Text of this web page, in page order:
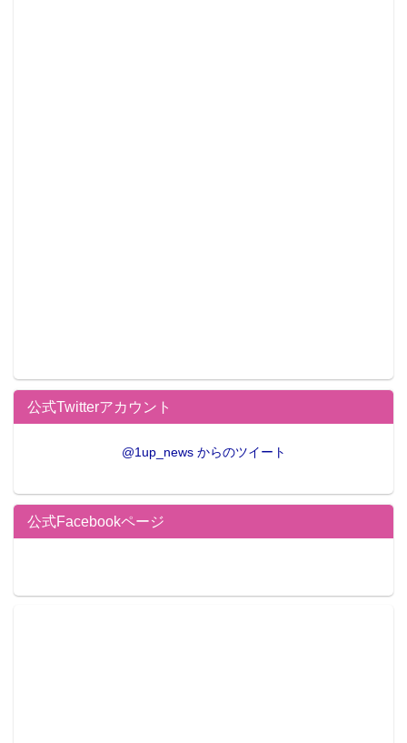
公式Twitterアカウント
@1up_news からのツイート
公式Facebookページ